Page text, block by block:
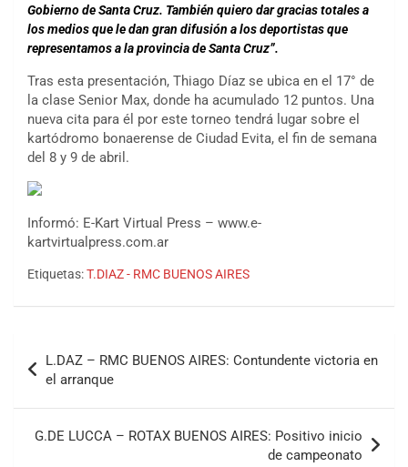
Gobierno de Santa Cruz. También quiero dar gracias totales a
los medios que le dan gran difusión a los deportistas que
representamos a la provincia de Santa Cruz”.
Tras esta presentación, Thiago Díaz se ubica en el 17° de
la clase Senior Max, donde ha acumulado 12 puntos. Una
nueva cita para él por este torneo tendrá lugar sobre el
kartódromo bonaerense de Ciudad Evita, el fin de semana
del 8 y 9 de abril.
Informó: E-Kart Virtual Press – www.e-
kartvirtualpress.com.ar
Etiquetas:T.DIAZ - RMC BUENOS AIRES
de
entradas
L.DAZ – RMC BUENOS AIRES: Contundente victoria en
el arranque
G.DE LUCCA – ROTAX BUENOS AIRES: Positivo inicio
de campeonato
08/09-AGO
Ramiro Tot (Asfalto)
Baradero (Buenos Aires)
KDO - F6
Trenque Lauquen (Buenos Aires)